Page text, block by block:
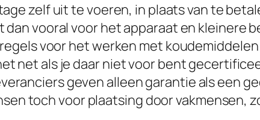
zelf uit te voeren, in plaats van te
vooral voor het apparaat en kleinere
voor het werken met koudemiddelen
net als je daar niet voor bent
geven alleen garantie als een
toch voor plaatsing door vakmensen,